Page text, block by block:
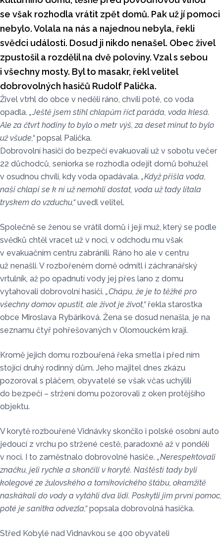
se však rozhodla vrátit zpět domů. Pak už jí pomoci
nebylo. Volala na nás a najednou nebyla, řekli
svědci události. Dosud ji nikdo nenašel. Obec živel
zpustošil a rozdělil na dvě poloviny. Vzal s sebou
i všechny mosty. Byl to masakr, řekl velitel
dobrovolných hasičů Rudolf Palička.
Živel vtrhl do obce v neděli ráno, chvíli poté, co voda
opadla. „Ještě jsem stihl chlapům říct paráda, voda klesá.
Ale za čtvrt hodiny to bylo o metr výš, za deset minut to bylo
už všude,“popsal Palička.
Dobrovolní hasiči do bezpečí evakuovali už v sobotu večer
22 důchodců, seniorka se rozhodla odejít domů bohužel
v osudnou chvíli, kdy voda opadávala. „Když přišla voda,
naši chlapi se k ní už nemohli dostat, voda už tady lítala
tryskem do vzduchu,“uvedl velitel.
Společně se ženou se vrátil domů i její muž, který se podle
svědků chtěl vracet už v noci, v odchodu mu však
v evakuačním centru zabránili. Ráno ho ale v centru
už nenašli. V rozbořeném domě odmítl i záchranářský
vrtulník, až po opadnutí vody jej přes lano z domu
vytahovali dobrovolní hasiči. „Chápu, že je to těžké pro
všechny domov opustit, ale život je život,“řekla starostka
obce Miroslava Rybáriková. Žena se dosud nenašla, je na
seznamu čtyř pohřešovaných v Olomouckém kraji.
Kromě jejich domu rozbouřená řeka smetla i před ním
stojící druhý rodinný dům. Jeho majitel dnes zkázu
pozoroval s pláčem, obyvatelé se však včas uchýlili
do bezpečí – stržení domu pozorovali z oken protějšího
objektu.
V korytě rozbouřené Vidnávky skončilo i polské osobní auto
jedoucí z vrchu po stržené cestě, paradoxně až v pondělí
v noci. I to zaměstnalo dobrovolné hasiče. „Nerespektovali
značku, jeli rychle a skončili v korytě. Naštěstí tady byli
kolegové ze žulovského a tomíkovického štábu, okamžitě
naskákali do vody a vytáhli dva lidi. Poskytli jim první pomoc,
poté je sanitka odvezla,“popsala dobrovolná hasička.
Střed Kobylé nad Vidnavkou se 400 obyvateli